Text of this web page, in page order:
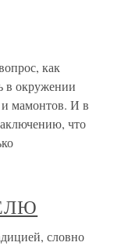
как
в окружении
и мамонтов. И в
что
словно